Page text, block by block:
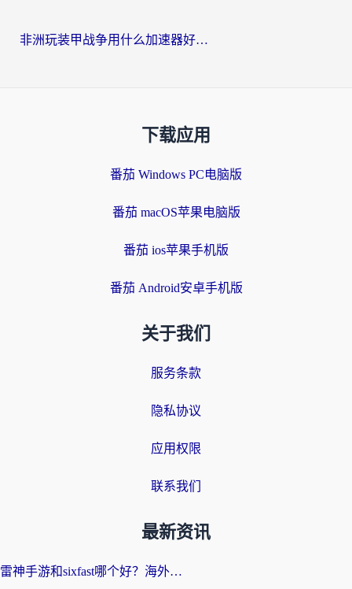
非洲玩装甲战争用什么加速器好？海外党亲测有效的国服游戏加速方案
下载应用
番茄 Windows PC电脑版
番茄 macOS苹果电脑版
番茄 ios苹果手机版
番茄 Android安卓手机版
关于我们
服务条款
隐私协议
应用权限
联系我们
最新资讯
雷神手游和sixfast哪个好？海外党亲测3款回国加速器，教你选对不踩坑